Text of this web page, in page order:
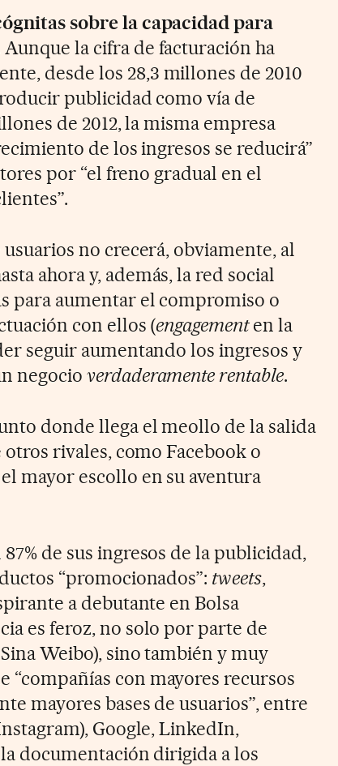
sobre la capacidad para
Aunque la cifra de facturación ha
desde los 28,3 millones de 2010
publicidad como vía de
de 2012, la misma empresa
de los ingresos se reducirá”
por “el freno gradual en el
no crecerá, obviamente, al
ahora y, además, la red social
para aumentar el compromiso o
con ellos (engagementen la
seguir aumentando los ingresos y
negocio verdaderamente rentable.
donde llega el meollo de la salida
rivales, como Facebook o
mayor escollo en su aventura
de sus ingresos de la publicidad,
“promocionados”: tweets,
a debutante en Bolsa
es feroz, no solo por parte de
Weibo), sino también y muy
“compañías con mayores recursos
mayores bases de usuarios”, entre
Google, LinkedIn,
documentación dirigida a los